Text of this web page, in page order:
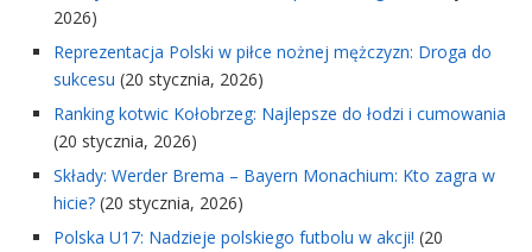
2026)
Reprezentacja Polski w piłce nożnej mężczyzn: Droga do
sukcesu (20 stycznia, 2026)
Ranking kotwic Kołobrzeg: Najlepsze do łodzi i cumowania
(20 stycznia, 2026)
Składy: Werder Brema – Bayern Monachium: Kto zagra w
hicie? (20 stycznia, 2026)
Polska U17: Nadzieje polskiego futbolu w akcji! (20